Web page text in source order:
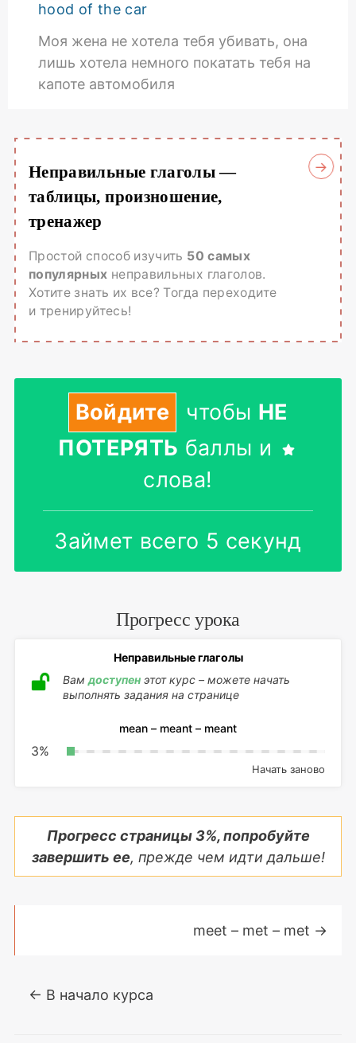
hood of the car
Моя жена не хотела тебя убивать, она
лишь хотела немного покатать тебя на
капоте автомобиля
Неправильные глаголы —
таблицы, произношение,
тренажер
Простой способ изучить 50 самых
популярных неправильных глаголов.
Хотите знать их все? Тогда переходите
и тренируйтесь!
Войдите чтобы НЕ
ПОТЕРЯТЬ баллы и
слова!
Займет всего 5 секунд
Прогресс урока
Неправильные глаголы
Вам доступенэтот курс – можете начать
выполнять задания на странице
mean – meant – meant
3%
Начать заново
Прогресс страницы3%, попробуйте
завершить ее, прежде чем идти дальше!
← В начало курса
meet – met – met →